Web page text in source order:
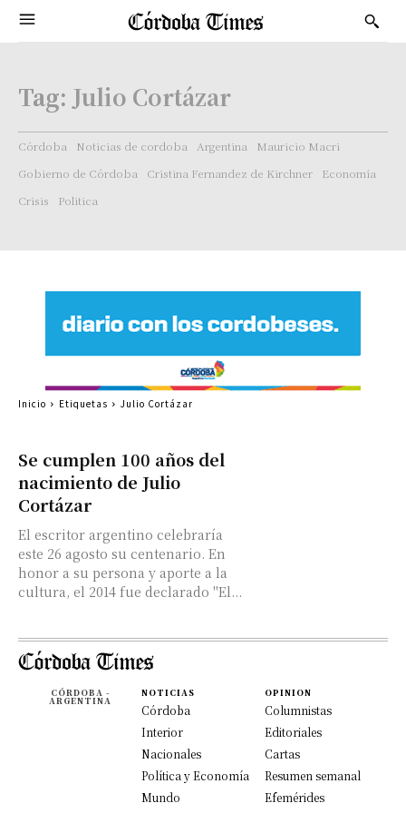
Tag: Julio Cortázar
Córdoba Noticias de cordoba Argentina
Mauricio Macri
Gobierno de Córdoba
Cristina Fernandez de Kirchner
Economía
Crisis
Politica
Se cumplen 100 años del
nacimiento de Julio
Cortázar
El escritor argentino celebraría
este 26 agosto su centenario. En
honor a su persona y aporte a la
cultura, el 2014 fue declarado "El...
Inicio Etiquetas Julio Cortázar
CÓRDOBA -
ARGENTINA
NOTICIAS
Córdoba
Interior
Nacionales
Política y Economía
Mundo
OPINION
Columnistas
Editoriales
Cartas
Resumen semanal
Efemérides